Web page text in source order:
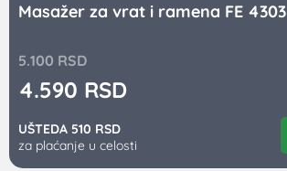
Masažer za vrat i ramena FE 4303
5.100 RSD
4.590 RSD
UŠTEDA 510 RSD
za plaćanje u celosti